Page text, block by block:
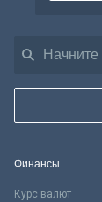
Финансы
Курс валют